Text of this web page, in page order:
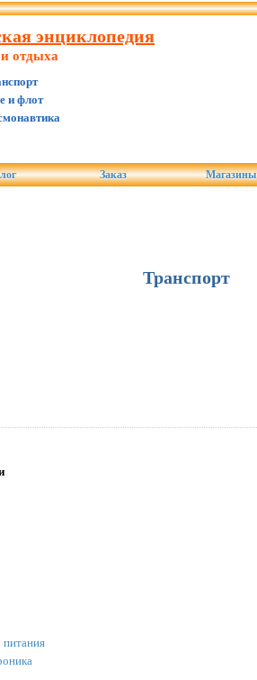
энциклопедия
отдыха
и флот
Заказ Магазины
Транспорт